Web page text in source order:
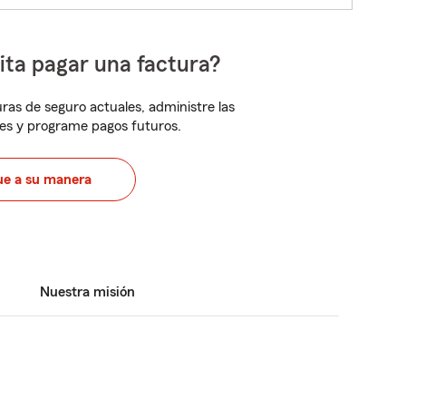
pagar una factura?
de seguro actuales, administre las
y programe pagos futuros.
a su manera
Nuestra misión